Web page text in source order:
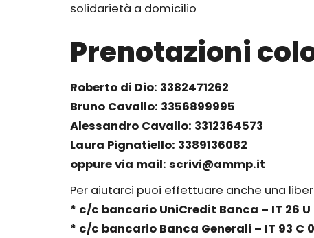
solidarietà a domicilio
Prenotazioni
Roberto di Dio: 3382471262
Bruno Cavallo: 3356899995
Alessandro Cavallo: 3312364573
Laura Pignatiello: 3389136082
oppure via mail: scrivi@ammp.it
Per aiutarci puoi effettuare anche una
* c/c bancario UniCredit Banca – IT 26
* c/c bancario Banca Generali – IT 93 C